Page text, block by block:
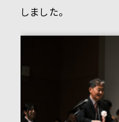
しました。